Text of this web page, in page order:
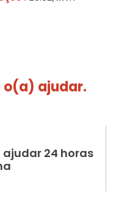
o(a) ajudar.
24 horas